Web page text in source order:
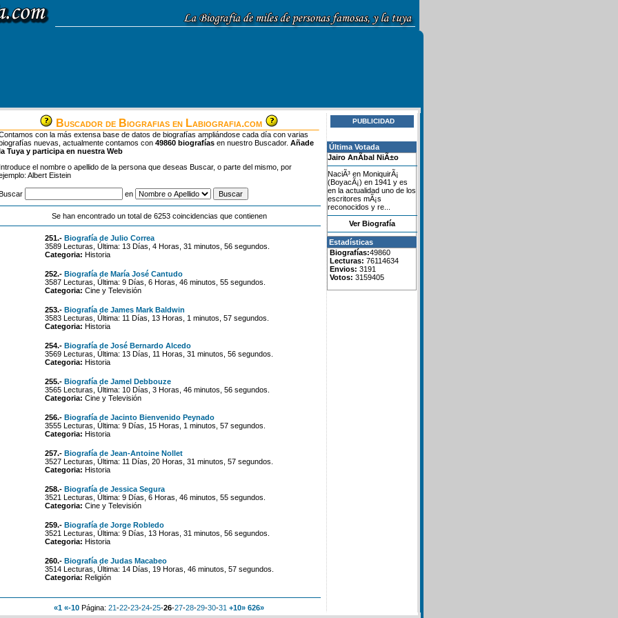
Buscador de Biografias en Labiografia.com
con la más extensa base de datos de biografías ampliándose cada día con varias
nuevas, actualmente contamos con 49860 biografías en nuestro Buscador. Añade
Tuya y participa en nuestra Web
Introduce el nombre o apellido de la persona que deseas Buscar, o parte del mismo, por
Albert Eistein
en
Se han encontrado un total de 6253 coincidencias que contienen
251.- Biografía de Julio Correa
3589 Lecturas, Última: 13 Días, 4 Horas, 31 minutos, 56 segundos.
Categoria: Historia
252.- Biografía de María José Cantudo
3587 Lecturas, Última: 9 Días, 6 Horas, 46 minutos, 55 segundos.
Categoria: Cine y Televisión
253.- Biografía de James Mark Baldwin
3583 Lecturas, Última: 11 Días, 13 Horas, 1 minutos, 57 segundos.
Categoria: Historia
254.- Biografía de José Bernardo Alcedo
3569 Lecturas, Última: 13 Días, 11 Horas, 31 minutos, 56 segundos.
Categoria: Historia
255.- Biografía de Jamel Debbouze
3565 Lecturas, Última: 10 Días, 3 Horas, 46 minutos, 56 segundos.
Categoria: Cine y Televisión
256.- Biografía de Jacinto Bienvenido Peynado
3555 Lecturas, Última: 9 Días, 15 Horas, 1 minutos, 57 segundos.
Categoria: Historia
257.- Biografía de Jean-Antoine Nollet
3527 Lecturas, Última: 11 Días, 20 Horas, 31 minutos, 57 segundos.
Categoria: Historia
258.- Biografía de Jessica Segura
3521 Lecturas, Última: 9 Días, 6 Horas, 46 minutos, 55 segundos.
Categoria: Cine y Televisión
259.- Biografía de Jorge Robledo
3521 Lecturas, Última: 9 Días, 13 Horas, 31 minutos, 56 segundos.
Categoria: Historia
260.- Biografía de Judas Macabeo
3514 Lecturas, Última: 14 Días, 19 Horas, 46 minutos, 57 segundos.
Categoria: Religión
«1 «-10 Página: 21-22-23-24-25-26-27-28-29-30-31 +10» 626»
PUBLICIDAD
Última Votada
Jairo AnÃ­bal NiÃ±o
NaciÃ³ en MoniquirÃ¡
(BoyacÃ¡) en 1941 y es
en la actualidad uno de los
escritores mÃ¡s
reconocidos y re...
Ver Biografía
Estadísticas
Biografías:49860
Lecturas: 76114634
Envios: 3191
Votos: 3159405